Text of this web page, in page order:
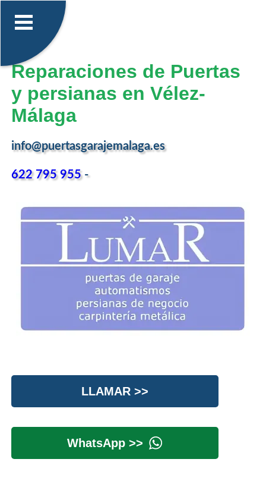
Reparaciones de Puertas
y persianas en Vélez-
Málaga
info@puertasgarajemalaga.es
622 795 955-
LLAMAR >>
WhatsApp >>